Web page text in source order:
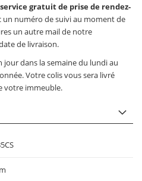
gratuit de prise de rendez-
un numéro de suivi au moment de
un autre mail de notre
de livraison.
jour dans la semaine du lundi au
Votre colis vous sera livré
votre immeuble.